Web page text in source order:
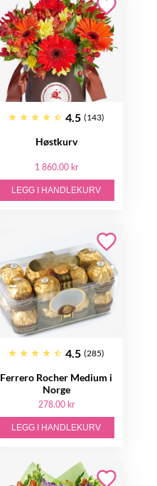
4.5 (143)
Høstkurv
1 860.00 kr
LEGG I HANDLEKURV
4.5 (285)
Ferrero Rocher Medium i
Norge
278.00 kr
LEGG I HANDLEKURV